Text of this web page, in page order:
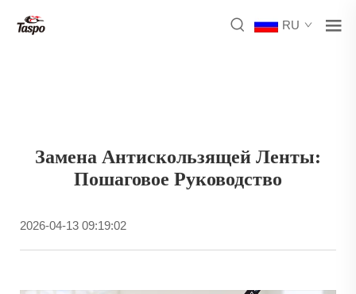
RU
Замена Антискользящей Ленты:
Пошаговое Руководство
2026-04-13 09:19:02